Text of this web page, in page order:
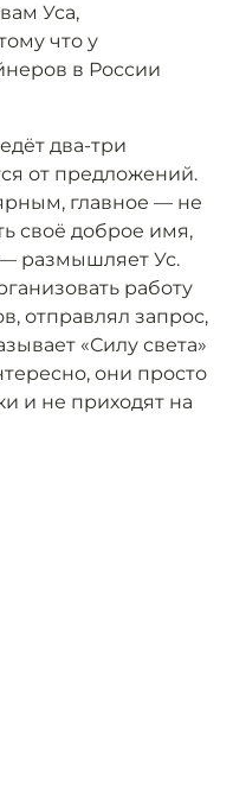
Уса,
что у
в России
два-три
от предложений.
главное — не
своё доброе имя,
— размышляет Ус.
работу
отправлял запрос,
«Силу света»
они просто
и не приходят на